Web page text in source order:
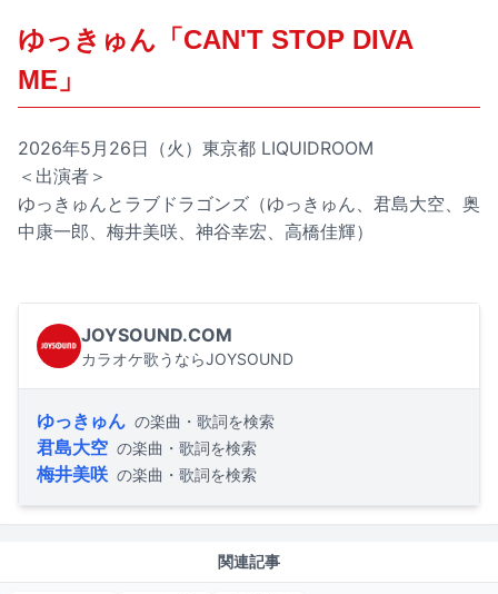
ゆっきゅん「CAN'T STOP DIVA
ME」
2026年5月26日（火）東京都 LIQUIDROOM
＜出演者＞
ゆっきゅんとラブドラゴンズ（ゆっきゅん、君島大空、奥
中康一郎、梅井美咲、神谷幸宏、高橋佳輝）
JOYSOUND.COM
カラオケ歌うならJOYSOUND
ゆっきゅん の楽曲・歌詞を検索
君島大空 の楽曲・歌詞を検索
梅井美咲 の楽曲・歌詞を検索
関連記事